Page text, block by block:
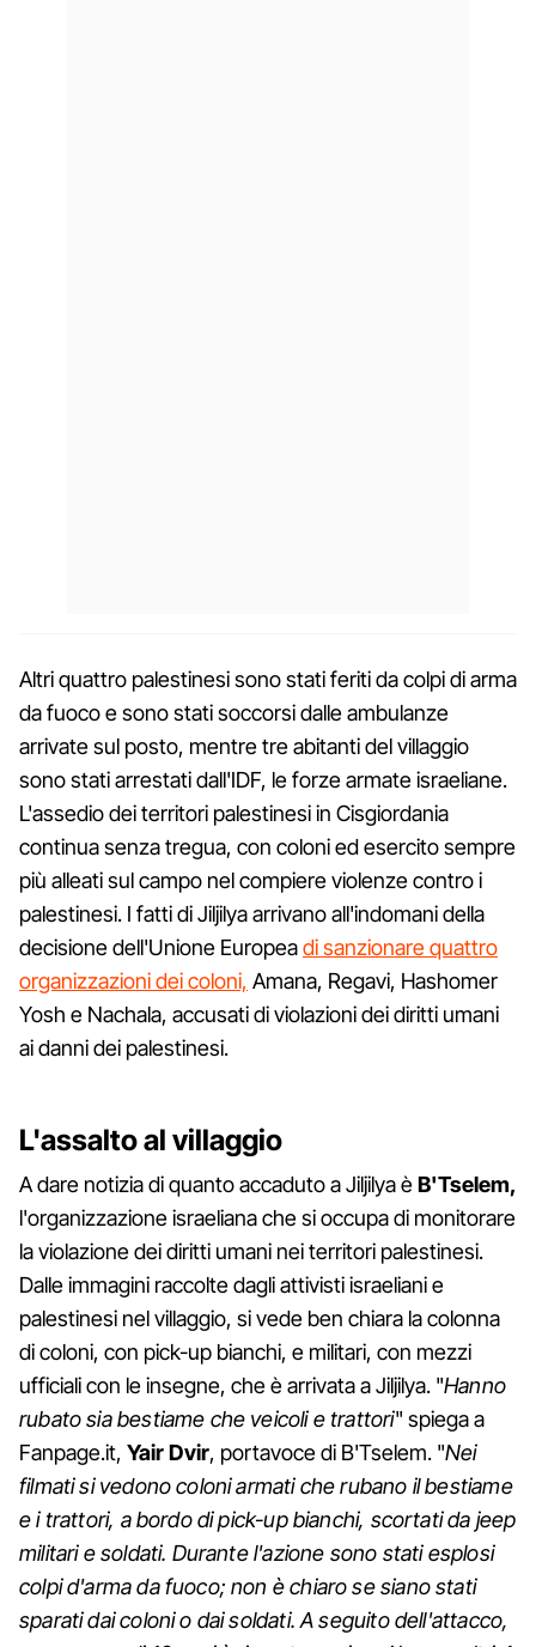
Altri quattro palestinesi sono stati feriti da colpi di arma
da fuoco e sono stati soccorsi dalle ambulanze
arrivate sul posto, mentre tre abitanti del villaggio
sono stati arrestati dall'IDF, le forze armate israeliane.
L'assedio dei territori palestinesi in Cisgiordania
continua senza tregua, con coloni ed esercito sempre
più alleati sul campo nel compiere violenze contro i
palestinesi. I fatti di Jiljilya arrivano all'indomani della
decisione dell'Unione Europeadi sanzionare quattro
organizzazioni dei coloni, Amana, Regavi, Hashomer
Yosh e Nachala, accusati di violazioni dei diritti umani
ai danni dei palestinesi.
L'assalto al villaggio
A dare notizia di quanto accaduto a Jiljilya èB'Tselem,
l'organizzazione israeliana che si occupa di monitorare
la violazione dei diritti umani nei territori palestinesi.
Dalle immagini raccolte dagli attivisti israeliani e
palestinesi nel villaggio, si vede ben chiara la colonna
di coloni, con pick-up bianchi, e militari, con mezzi
ufficiali con le insegne, che è arrivata a Jiljilya. "Hanno
rubato sia bestiame che veicoli e trattori" spiega a
Fanpage.it, Yair Dvir, portavoce di B'Tselem. "Nei
filmati si vedono coloni armati che rubano il bestiame
e i trattori, a bordo di pick-up bianchi, scortati da jeep
militari e soldati. Durante l'azione sono stati esplosi
colpi d'arma da fuoco; non è chiaro se siano stati
sparati dai coloni o dai soldati. A seguito dell'attacco,